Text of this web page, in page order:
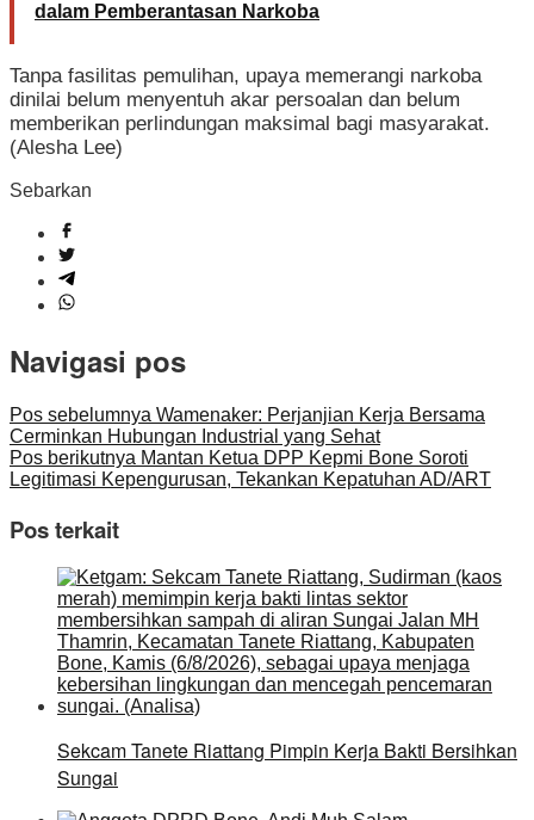
dalam Pemberantasan Narkoba
Tanpa fasilitas pemulihan, upaya memerangi narkoba
dinilai belum menyentuh akar persoalan dan belum
memberikan perlindungan maksimal bagi masyarakat.
(Alesha Lee)
Sebarkan
Navigasi pos
Pos sebelumnya Wamenaker: Perjanjian Kerja Bersama
Cerminkan Hubungan Industrial yang Sehat
Pos berikutnya Mantan Ketua DPP Kepmi Bone Soroti
Legitimasi Kepengurusan, Tekankan Kepatuhan AD/ART
Pos terkait
Sekcam Tanete Riattang Pimpin Kerja Bakti Bersihkan
Sungai